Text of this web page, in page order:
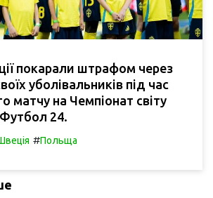
покарали штрафом через
уболівальників під час
матчу на Чемпіонат світу
24.
#Польща